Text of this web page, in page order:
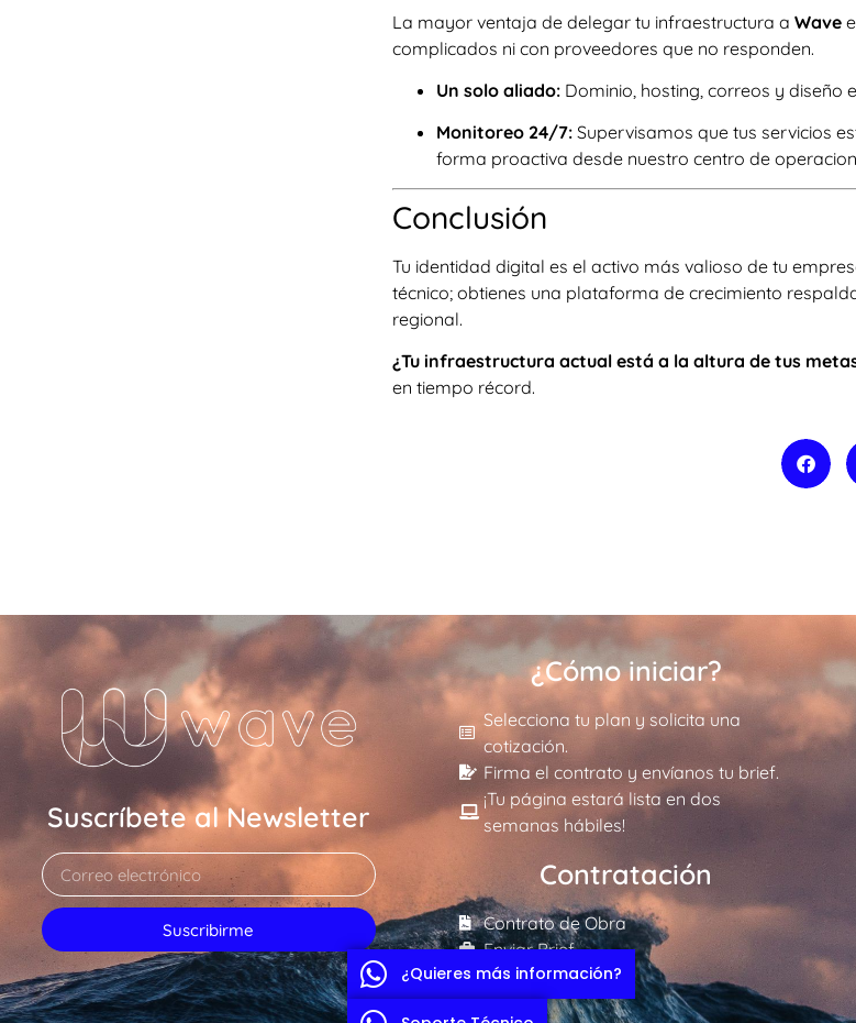
La mayor ventaja de delegar tu infraestructura aWave
complicados ni con proveedores que no responden.
Un solo aliado: Dominio, hosting, correos y diseño
Monitoreo 24/7: Supervisamos que tus servicios
forma proactiva desde nuestro centro de
Conclusión
Tu identidad digital es el activo más valioso de tu
técnico; obtienes una plataforma de crecimiento
regional.
¿Tu infraestructura actual está a la altura de tus
en tiempo récord.
Suscríbete al Newsletter
Suscribirme
¿Cómo iniciar?
Selecciona tu plan y solicita una
cotización.
Firma el contrato y envíanos tu brief.
¡Tu página estará lista en dos
semanas hábiles!
Contratación
Contrato de Obra
Enviar Brief
FAQ
¿Quieres más información?